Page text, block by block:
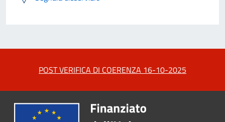
POST VERIFICA DI COERENZA 16-10-2025